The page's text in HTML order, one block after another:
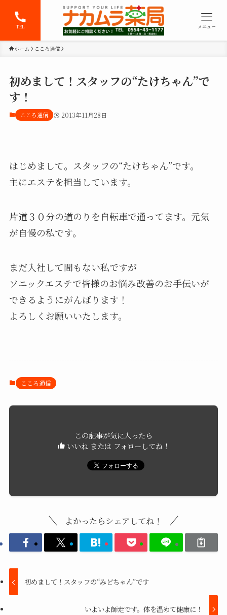
TEL メニュー
ホーム こころ通信
初めまして！スタッフの“たけちゃん”で
す！
こころ通信 2013年11月28日
はじめまして。スタッフの“たけちゃん”です。
主にエステを担当しています。
片道３０分の道のりを自転車で通ってます。元気
が自慢の私です。
まだ入社して間もない私ですが
ソニックエステで皆様のお悩み改善のお手伝いが
できるようにがんばります！
よろしくお願いいたします。
こころ通信
この記事が気に入ったら
いいね または フォローしてね！
よかったらシェアしてね！
初めまして！スタッフの“みどちゃん”です
いよいよ師走です。体を温めて健康に！